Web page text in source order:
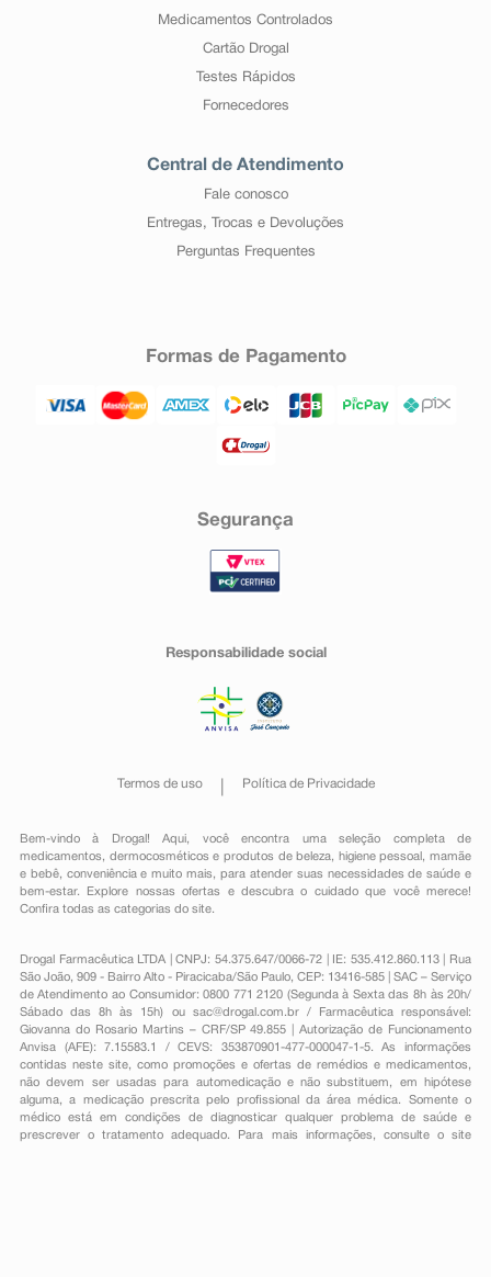
Medicamentos Controlados
Cartão Drogal
Testes Rápidos
Fornecedores
Central de Atendimento
Fale conosco
Entregas, Trocas e Devoluções
Perguntas Frequentes
Formas de Pagamento
Segurança
Responsabilidade social
Termos de uso Política de Privacidade
Bem-vindo à Drogal! Aqui, você encontra uma seleção completa de
medicamentos , dermocosméticos e produtos de beleza, higiene pessoal ,mamãe
e bebê, conveniênciae muito mais, para atender suas necessidades de saúde e
bem-estar. Explore nossas ofertas e descubra o cuidado que você merece!
Confira todas as categorias do site.
Drogal Farmacêutica LTDA | CNPJ: 54.375.647/0066-72 | IE: 535.412.860.113 | Rua
São João, 909 - Bairro Alto - Piracicaba/São Paulo, CEP: 13416-585 | SAC – Serviço
de Atendimento ao Consumidor: 0800 771 2120 (Segunda à Sexta das 8h às 20h/
Sábado das 8h às 15h) ou sac@drogal.com.br/ Farmacêutica responsável:
Giovanna do Rosario Martins – CRF/SP 49.855 | Autorização de Funcionamento
Anvisa (AFE): 7.15583.1 / CEVS: 353870901-477-000047-1-5. As informações
contidas neste site, como promoções e ofertas de remédios e medicamentos,
não devem ser usadas para automedicação e não substituem, em hipótese
alguma, a medicação prescrita pelo profissional da área médica. Somente o
médico está em condições de diagnosticar qualquer problema de saúde e
prescrever o tratamento adequado. Para mais informações, consulte o site